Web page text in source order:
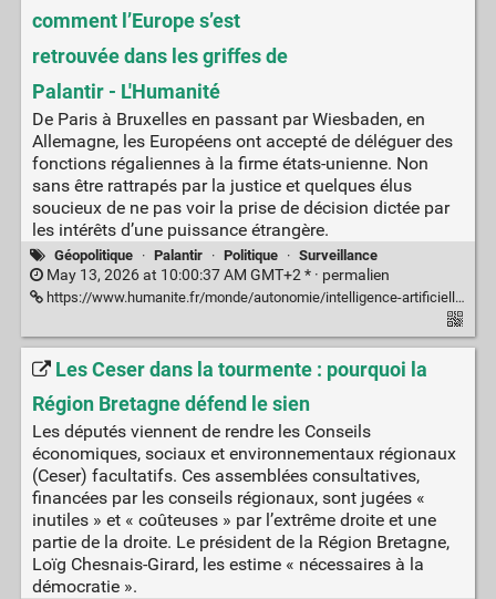
comment l’Europe s’est
retrouvée dans les griffes de
Palantir - L'Humanité
De Paris à Bruxelles en passant par Wiesbaden, en
Allemagne, les Européens ont accepté de déléguer des
fonctions régaliennes à la firme états-unienne. Non
sans être rattrapés par la justice et quelques élus
soucieux de ne pas voir la prise de décision dictée par
les intérêts d’une puissance étrangère.
Géopolitique · Palantir · Politique · Surveillance
May 13, 2026 at 10:00:37 AM GMT+2 * · permalien
https://www.humanite.fr/monde/autonomie/intelligence-artificielle-comment-leurope-sest-retrouvee-dans-les-griffes-de-palantir
Les Ceser dans la tourmente : pourquoi la
Région Bretagne défend le sien
Les députés viennent de rendre les Conseils
économiques, sociaux et environnementaux régionaux
(Ceser) facultatifs. Ces assemblées consultatives,
financées par les conseils régionaux, sont jugées «
inutiles » et « coûteuses » par l’extrême droite et une
partie de la droite. Le président de la Région Bretagne,
Loïg Chesnais-Girard, les estime « nécessaires à la
démocratie ».